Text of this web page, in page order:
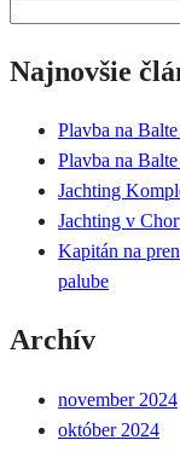
Najnovšie
Plavba na
Plavba na
Jachting
Jachting v
Kapitán na
palube
Archív
november 2024
október 2024